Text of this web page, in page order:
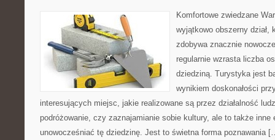
Komfortowe zwiedzane
wyjątkowo obszerny dział,
zdobywa znacznie
regularnie wzrasta liczba
dziedziną. Turystyka jest
wynikiem doskonałości
interesujących miejsc, jakie realizowane są przez działalność
podróżowanie, czy zaznajamianie sobie kultury, ale to także inne
unowocześniać tę dziedzinę. Jest to świetna forma poznawania